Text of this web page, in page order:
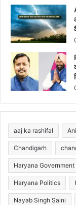
aaj ka rashifal
Chandigarh
Haryana Government
Haryana Politics
Nayab Singh Saini